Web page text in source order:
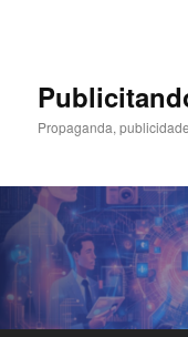
principal
Propaganda,